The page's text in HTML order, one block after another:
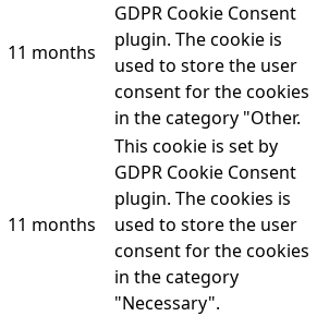
11 months
GDPR Cookie Consent
plugin. The cookie is
used to store the user
consent for the cookies
in the category "Other.
11 months
This cookie is set by
GDPR Cookie Consent
plugin. The cookies is
used to store the user
consent for the cookies
in the category
"Necessary".